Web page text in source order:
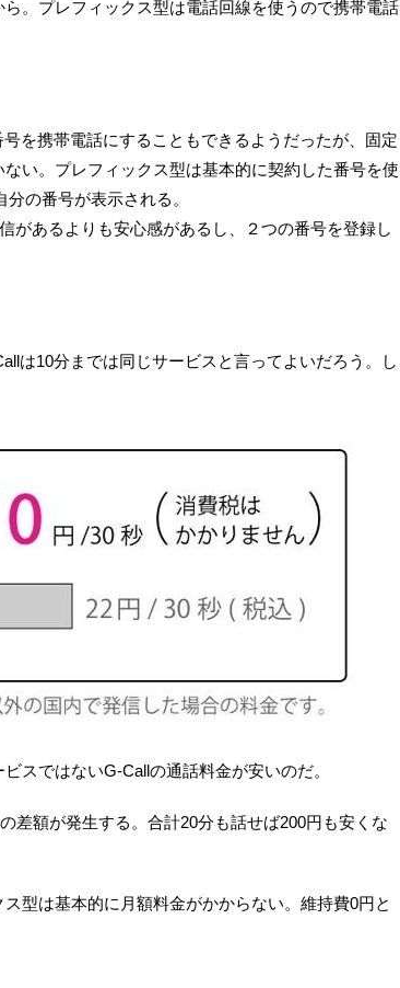
。プレフィックス型は電話回線を使うので携帯電話
を携帯電話にすることもできるようだったが、固定
い。プレフィックス型は基本的に契約した番号を使
の番号が表示される。
があるよりも安心感があるし、２つの番号を登録し
は10分までは同じサービスと言ってよいだろう。し
スではないG-Callの通話料金が安いのだ。
差額が発生する。合計20分も話せば200円も安くな
型は基本的に月額料金がかからない。維持費0円と